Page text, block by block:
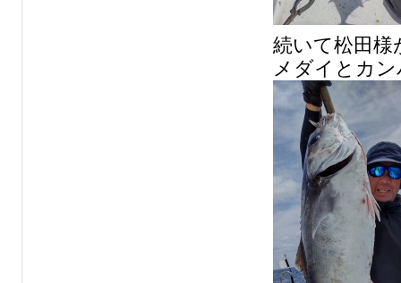
続いて松田様
メダイとカ